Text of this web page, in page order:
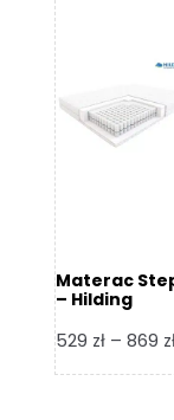
Materac
– Hilding
529 zł – 869